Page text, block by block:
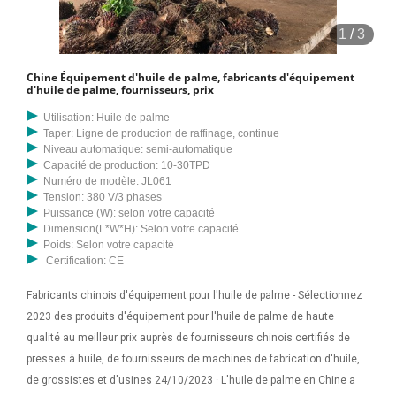
Processus : Stérilisation, Battage, Pressage, Filtrage, Huile de produit,
Images détaillées pour Presse à huile de palme 1. YL-130 Palm OA
palme au Costa Rica s'offre à vous, telles que l'emplacement de
applicables.
1 /3
Chine Équipement d'huile de palme, fabricants d'équipement
d'huile de palme, fournisseurs, prix
Utilisation: Huile de palme
Taper: Ligne de production de raffinage, continue
Niveau automatique: semi-automatique
Capacité de production: 10-30TPD
Numéro de modèle: JL061
Tension: 380 V/3 phases
Puissance (W): selon votre capacité
Dimension(L*W*H): Selon votre capacité
Poids: Selon votre capacité
Certification: CE
Fabricants chinois d'équipement pour l'huile de palme - Sélectionnez
2023 des produits d'équipement pour l'huile de palme de haute
qualité au meilleur prix auprès de fournisseurs chinois certifiés de
presses à huile, de fournisseurs de machines de fabrication d'huile,
de grossistes et d'usines 24/10/2023 · L'huile de palme en Chine a